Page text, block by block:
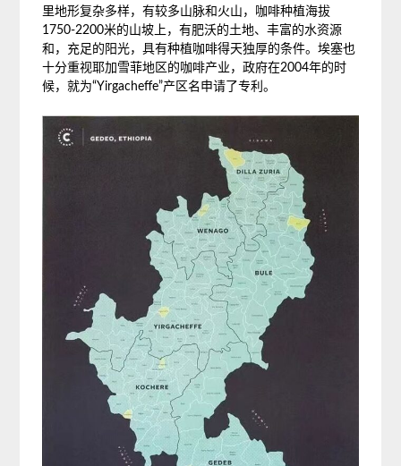
里地形复杂多样，有较多山脉和火山，咖啡种植海拔
1750-2200米的山坡上，有肥沃的土地、丰富的水资源
和，充足的阳光，具有种植咖啡得天独厚的条件。埃塞也
十分重视耶加雪菲地区的咖啡产业，政府在2004年的时
候，就为“Yirgacheffe”产区名申请了专利。